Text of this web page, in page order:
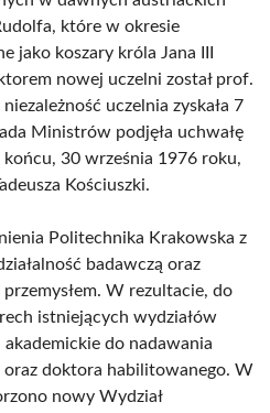
które w okresie
jako koszary króla Jana III
nowej uczelni został prof.
uczelnia zyskała 7
Ministrów podjęła uchwałę
30 września 1976 roku,
Kościuszki.
Politechnika Krakowska z
badawczą oraz
W rezultacie, do
istniejących wydziałów
akademickie do nadawania
doktora habilitowanego. W
nowy Wydział